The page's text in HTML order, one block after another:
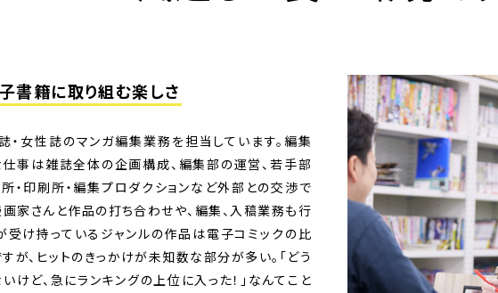
書籍に取り組む楽しさ
・女性誌のマンガ編集業務を担当しています。編集
事は雑誌全体の企画構成、編集部の運営、若手部
・印刷所・編集プロダクションなど外部との交渉で
画家さんと作品の打ち合わせや、編集、入稿業務も行
受け持っているジャンルの作品は電子コミックの比
が、ヒットのきっかけが未知数な部分が多い。「どう
けど、急にランキングの上位に入った！」なんてこと